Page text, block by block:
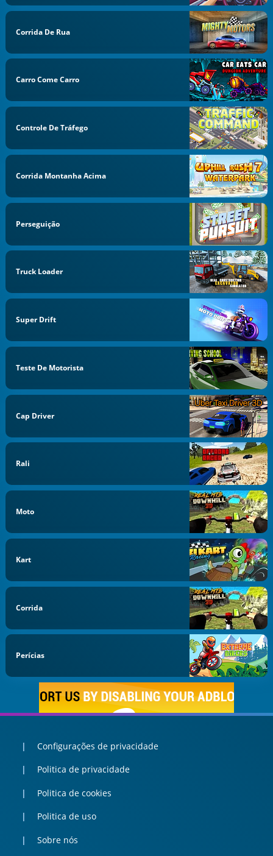
Corrida De Rua
Carro Come Carro
Controle De Tráfego
Corrida Montanha Acima
Perseguição
Truck Loader
Super Drift
Teste De Motorista
Cap Driver
Rali
Moto
Kart
Corrida
Perícias
Configurações de privacidade
Politica de privacidade
Politica de cookies
Politica de uso
Sobre nós